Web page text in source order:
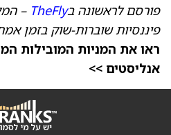
פורסם לראשונה בTheFly
–
פיננסיות שוברות-שוק בזמן
ראו את המניות המובילות
אנליסטים >>